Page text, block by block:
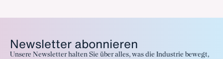
Newsletter abonnieren
Unsere Newsletter halten Sie über alles, was die Industrie bewegt,